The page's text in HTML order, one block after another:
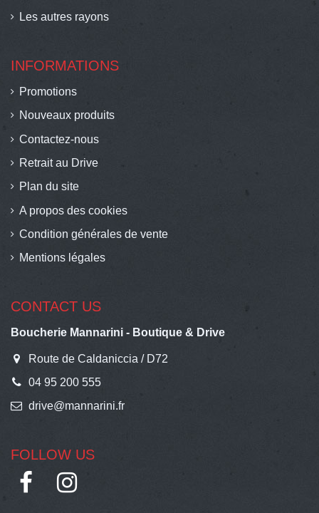
Les autres rayons
INFORMATIONS
Promotions
Nouveaux produits
Contactez-nous
Retrait au Drive
Plan du site
A propos des cookies
Condition générales de vente
Mentions légales
CONTACT US
Boucherie Mannarini - Boutique & Drive
Route de Caldaniccia / D72
04 95 200 555
drive@mannarini.fr
FOLLOW US